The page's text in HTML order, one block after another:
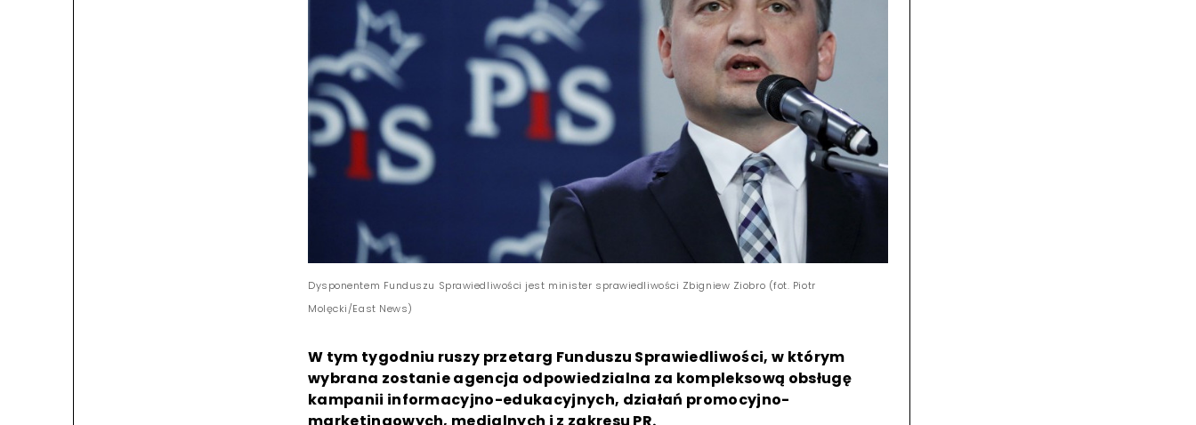
Dysponentem Funduszu Sprawiedliwości jest minister sprawiedliwości Zbigniew Ziobro (fot. Piotr
Molęcki/East News)
W tym tygodniu ruszy przetarg Funduszu Sprawiedliwości, w którym
wybrana zostanie agencja odpowiedzialna za kompleksową obsługę
kampanii informacyjno-edukacyjnych, działań promocyjno-
marketingowych, medialnych i z zakresu PR.